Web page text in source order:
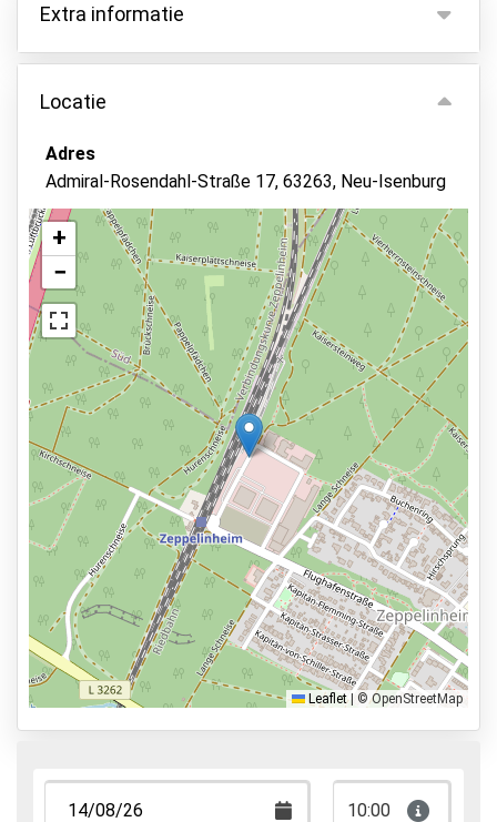
Binnen parkeren
Autosleutels behouden
Camerabewaking
Toiletten aanwezig
Asfalt of bestrating
Verlicht terrein
Bewaker ter plaatse
Autowassen
Services
24 uur per dag geopend
Vooraf reserveren
6,6km naar vertrekhal
Parkeervormen
Shuttle Parking
Valet Parking
Park & Walk
Extra informatie
Voor voertuigen langer dan 5 meter betaalt u een
toeslag van €10,-.
parkeerplaatsen reserveren
Alle extra kosten dienen ter plekke aan de
aanbieder betaald te worden.
Locatie
Adres
Admiral-Rosendahl-Straße 17, 63263, Neu-Isenburg
Bekijk op kaart
+
−
Leaflet © OpenStreetMap
10:00